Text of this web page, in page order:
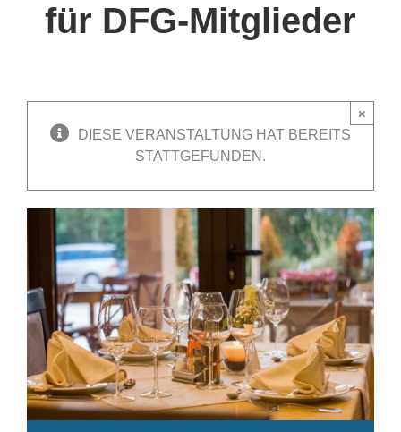
für DFG-Mitglieder
DIESE VERANSTALTUNG HAT BEREITS
STATTGEFUNDEN.
×